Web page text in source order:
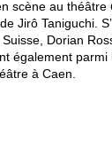
scène au théâtre
Jirô Taniguchi.
Dorian
également parmi
à Caen.